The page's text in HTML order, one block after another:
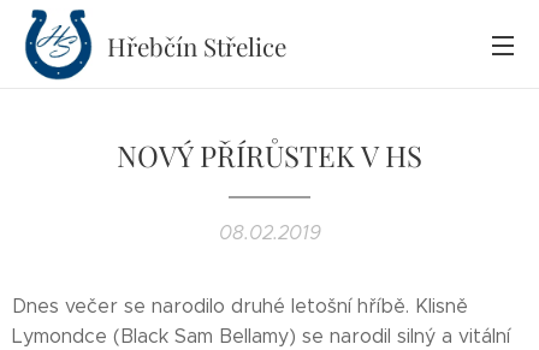
Hřebčín Střelice
NOVÝ PŘÍRŮSTEK V HS
08.02.2019
Dnes večer se narodilo druhé letošní hříbě. Klisně
Lymondce (Black Sam Bellamy) se narodil silný a vitální